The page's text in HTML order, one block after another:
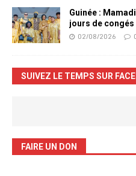
Guinée :
jours de congés
02/08/2026
SUIVEZ LE TEMPS SUR
FAIRE UN DON